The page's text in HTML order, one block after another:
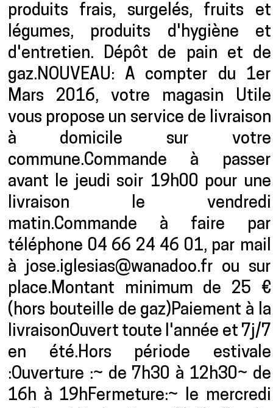
produits frais, surgelés, fruits et
légumes, produits d'hygiène et
d'entretien. Dépôt de pain et de
gaz.NOUVEAU: A compter du 1er
Mars 2016, votre magasin Utile
vous propose un service de livraison
à domicile sur votre
commune.Commande à passer
avant le jeudi soir 19h00 pour une
livraison le vendredi
matin.Commande à faire par
téléphone 04 66 24 46 01, par mail
à jose.iglesias@wanadoo.fr ou sur
place.Montant minimum de 25 €
(hors bouteille de gaz)Paiement à la
livraisonOuvert toute l'année et 7j/7
en été.Hors période estivale
:Ouverture :~ de 7h30 à 12h30~ de
16h à 19hFermeture:~ le mercredi